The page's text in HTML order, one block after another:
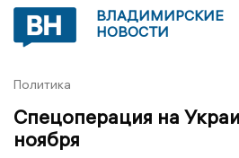
ВЛАДИМИРСКИЕ
НОВОСТИ
Политика
Спецоперация на
ноября